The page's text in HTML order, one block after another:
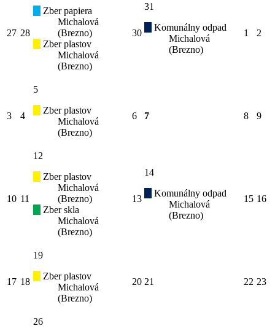
27 28
Zber papiera
Michalová
(Brezno)
Zber plastov
Michalová
(Brezno)
30
31
Komunálny odpad
Michalová
(Brezno)
1 2
3 4
5
Zber plastov
Michalová
(Brezno)
6 7 8 9
10 11
12
Zber plastov
Michalová
(Brezno)
Zber skla
Michalová
(Brezno)
13
14
Komunálny odpad
Michalová
(Brezno)
15 16
17 18
19
Zber plastov
Michalová
(Brezno)
20 21 22 23
26